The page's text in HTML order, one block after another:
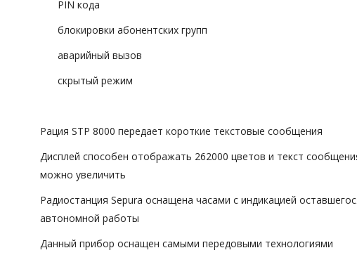
PIN кода
блокировки абонентских групп
аварийный вызов
скрытый режим
Рация STP 8000 передает короткие текстовые сообщения
Дисплей способен отображать 262000 цветов и текст
можно увеличить
Радиостанция Sepura оснащена часами с индикацией
автономной работы
Данный прибор оснащен самыми передовыми технологиями